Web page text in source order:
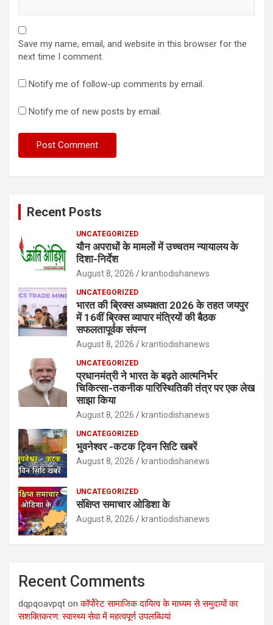
Save my name, email, and website in this browser for the
next time I comment.
Notify me of follow-up comments by email.
Notify me of new posts by email.
Recent Posts
UNCATEGORIZED
यौन अपराधों के मामलों में उच्चतम न्यायालय के
दिशा-निर्देश
August 8, 2026 krantiodishanews
UNCATEGORIZED
भारत की ब्रिक्‍स अध्यक्षता 2026 के तहत जयपुर
में 16वीं ब्रिक्‍स व्यापार मंत्रियों की बैठक
सफलतापूर्वक संपन्न
August 8, 2026 krantiodishanews
UNCATEGORIZED
प्रधानमंत्री ने भारत के बढ़ते आत्मनिर्भर
चिकित्सा-तकनीक पारिस्थितिकी तंत्र पर एक लेख
साझा किया
August 8, 2026 krantiodishanews
UNCATEGORIZED
भुवनेश्वर -कटक ट्विन सिटि खबरें
August 8, 2026 krantiodishanews
UNCATEGORIZED
संक्षिप्त समाचार ओडिशा के
August 8, 2026 krantiodishanews
Recent Comments
dqpqoavpqt onकॉर्पोरेट सामाजिक दायित्व के माध्यम से समुदायों का
सशक्तिकरण: स्वास्थ्य सेवा में महत्वपूर्ण उपलब्धियां